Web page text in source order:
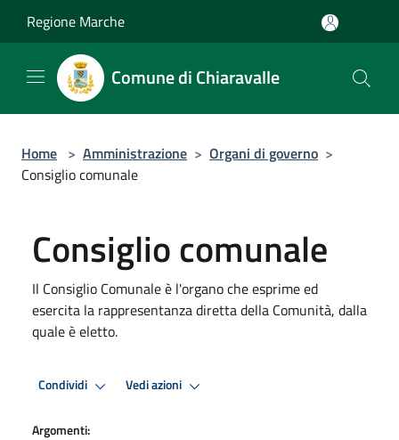
Regione Marche
Comune di Chiaravalle
Home > Amministrazione > Organi di governo >
Consiglio comunale
Consiglio comunale
Il Consiglio Comunale è l'organo che esprime ed
esercita la rappresentanza diretta della Comunità, dalla
quale è eletto.
Condividi Vedi azioni
Argomenti: